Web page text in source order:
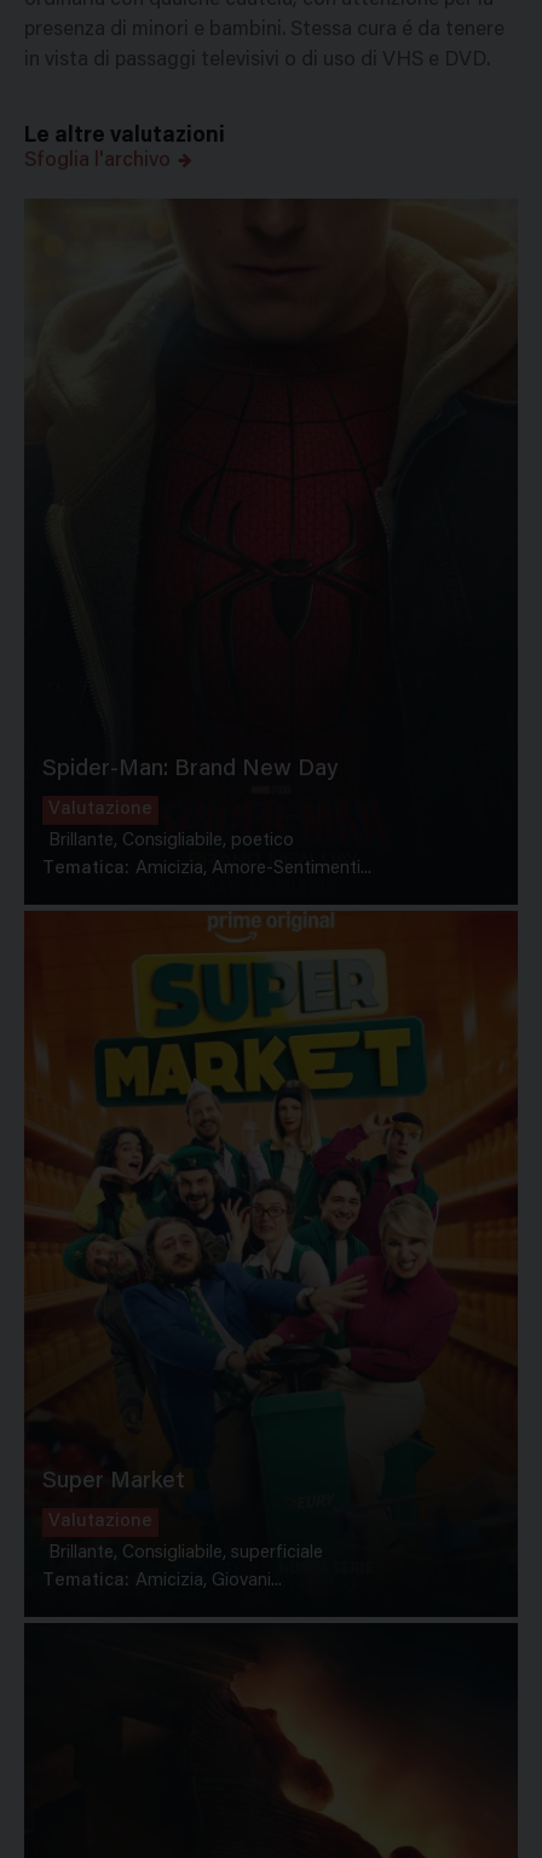
presenza di minori e bambini. Stessa cura é da tenere
in vista di passaggi televisivi o di uso di VHS e DVD.
Le altre valutazioni
Sfoglia l'archivo
Spider-Man: Brand New Day
Valutazione
Brillante, Consigliabile, poetico
Tematica: Amicizia, Amore-Sentimenti...
Super Market
Valutazione
Brillante, Consigliabile, superficiale
Tematica: Amicizia, Giovani...